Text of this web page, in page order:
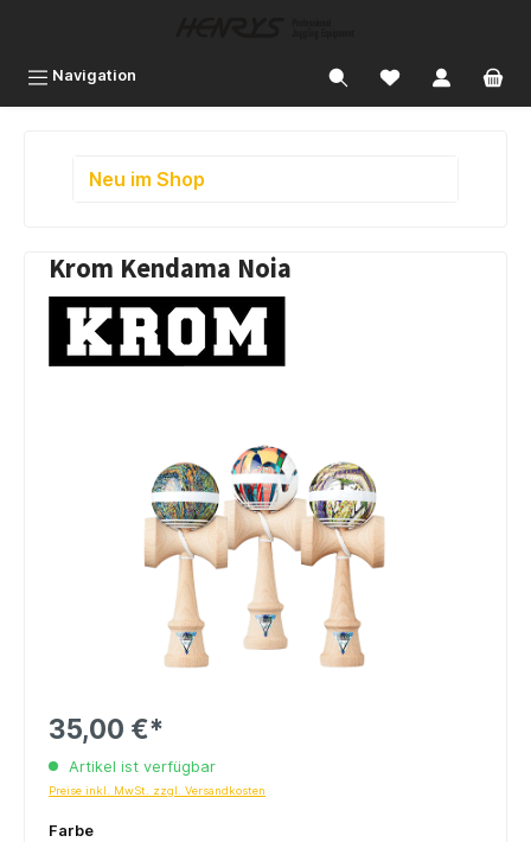
Navigation
Neu im Shop
Krom Kendama Noia
35,00 €*
Artikel ist verfügbar
Preise inkl. MwSt. zzgl. Versandkosten
Farbe